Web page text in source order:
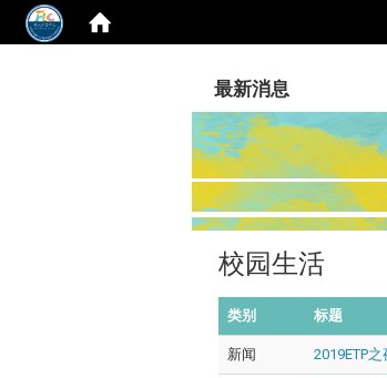
最新消息
校园生活
类别 标题
新闻 2019ETP之